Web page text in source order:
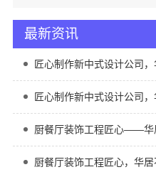
最新资讯
厨餐厅装饰工程匠心——华